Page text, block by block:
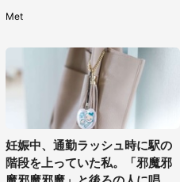
Met
妊娠中、通勤ラッシュ時に駅の
階段を上っていた私。「邪魔邪